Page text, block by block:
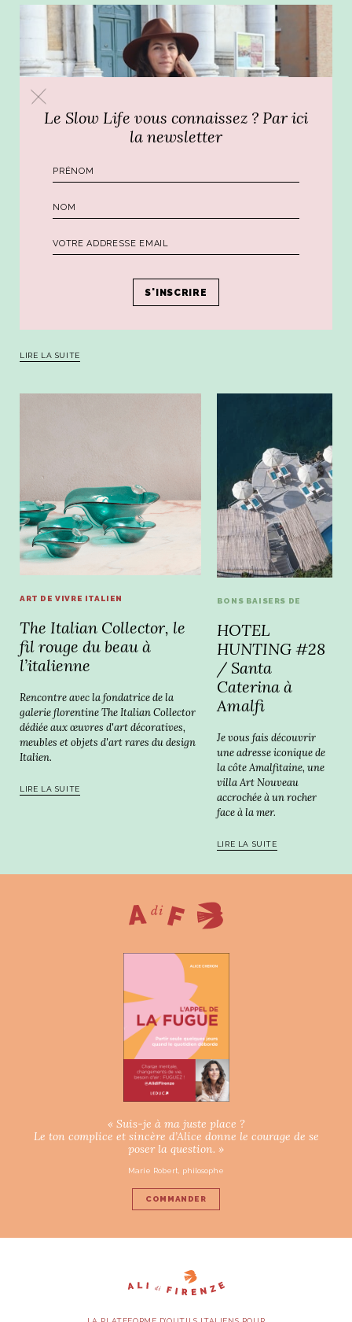
ART ET DESIGN
BONS BAISERS DE
RAVENNE CITY-GUIDE
24h de choc à Ravenne, la ville des mosaïques, des "piadine" et
LIRE LA SUITE
ART DE VIVRE ITALIEN
The Italian Collector, le
fil rouge du beau à
l’italienne
Rencontre avec la fondatrice de la
galerie florentine The Italian Collector
dédiée aux œuvres d'art décoratives,
meubles et objets d'art rares du design
Italien.
LIRE LA SUITE
BONS BAISERS DE
HOTEL
HUNTING #28
/ Santa
Caterina à
Amalfi
Je vous fais découvrir
une adresse iconique de
la côte Amalfitaine, une
villa Art Nouveau
accrochée à un rocher
face à la mer.
LIRE LA SUITE
« Suis-je à ma juste place ?
Le ton complice et sincère d’Alice donne le courage de se
poser la question. »
Marie Robert, philosophe
COMMANDER
Le Slow Life vous connaissez ? Par ici
la newsletter